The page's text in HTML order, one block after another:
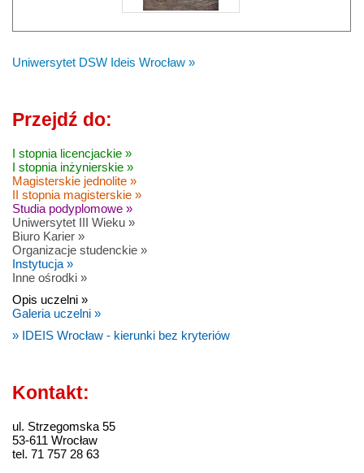
Uniwersytet DSW Ideis Wrocław »
Przejdź do:
I stopnia licencjackie »
I stopnia inżynierskie »
Magisterskie jednolite »
II stopnia magisterskie »
Studia podyplomowe »
Uniwersytet III Wieku »
Biuro Karier »
Organizacje studenckie »
Instytucja »
Inne ośrodki »
Opis uczelni »
Galeria uczelni »
» IDEIS Wrocław - kierunki bez kryteriów
Kontakt:
ul. Strzegomska 55
53-611 Wrocław
tel. 71 757 28 63